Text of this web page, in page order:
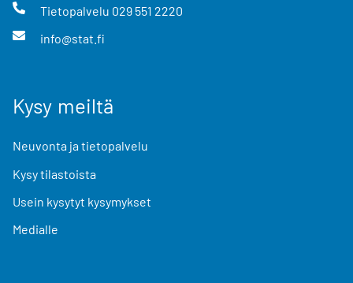
Tietopalvelu 029 551 2220
info@stat.fi
Kysy meiltä
Neuvonta ja tietopalvelu
Kysy tilastoista
Usein kysytyt kysymykset
Medialle